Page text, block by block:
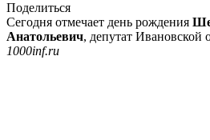
Поделиться
Сегодня отмечает день рождения
Анатольевич, депутат Ивановской
1000inf.ru